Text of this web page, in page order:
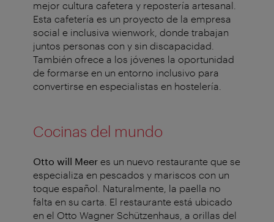
mejor cultura cafetera y repostería artesanal.
Esta cafetería es un proyecto de la empresa
social e inclusiva wienwork, donde trabajan
juntos personas con y sin discapacidad.
También ofrece a los jóvenes la oportunidad
de formarse en un entorno inclusivo para
convertirse en especialistas en hostelería.
Cocinas del mundo
Otto will Meer es un nuevo restaurante que se
especializa en pescados y mariscos con un
toque español. Naturalmente, la paella no
falta en su carta. El restaurante está ubicado
en el Otto Wagner Schützenhaus, a orillas del